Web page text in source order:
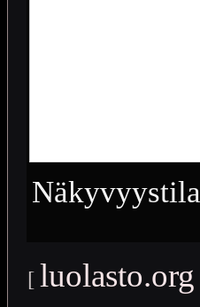
Näkyvyystila
[ luolasto.org